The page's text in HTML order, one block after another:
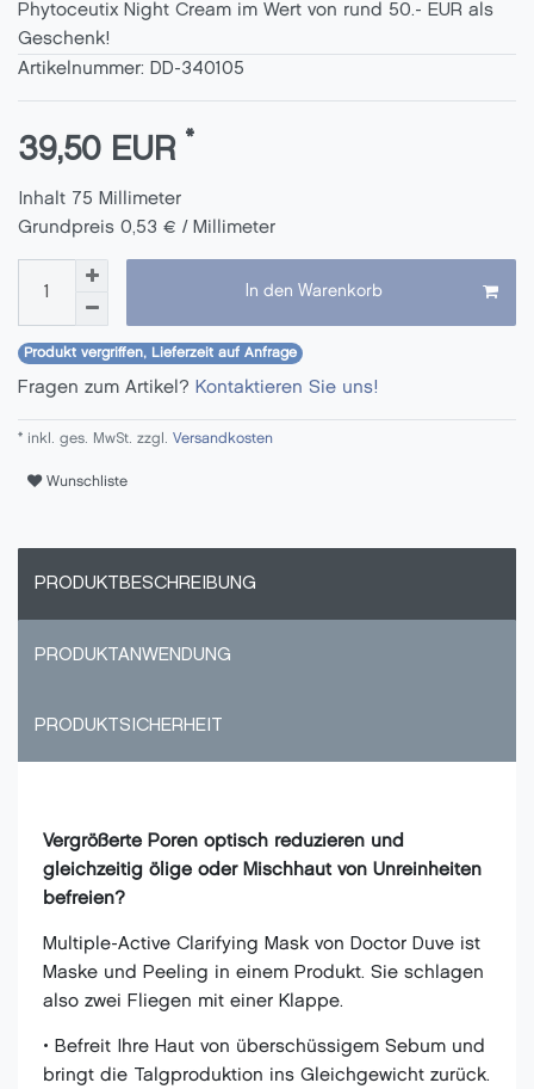
Phytoceutix Night Cream im Wert von rund 50.- EUR als
Geschenk!
Artikelnummer: DD-340105
39,50 EUR *
Inhalt 75 Millimeter
Grundpreis 0,53 € / Millimeter
In den Warenkorb
Produkt vergriffen, Lieferzeit auf Anfrage
Fragen zum Artikel? Kontaktieren Sie uns!
* inkl. ges. MwSt. zzgl. Versandkosten
Wunschliste
PRODUKTBESCHREIBUNG
PRODUKTANWENDUNG
PRODUKTSICHERHEIT
Vergrößerte Poren optisch reduzieren und
gleichzeitig ölige oder Mischhaut von Unreinheiten
befreien?
Multiple-Active Clarifying Mask von Doctor Duve ist
Maske und Peeling in einem Produkt. Sie schlagen
also zwei Fliegen mit einer Klappe.
• Befreit Ihre Haut von überschüssigem Sebum und
bringt die Talgproduktion ins Gleichgewicht zurück.